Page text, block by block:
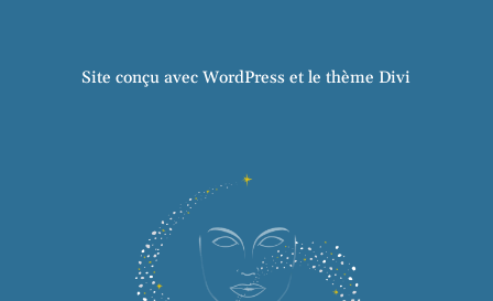
Site conçu avec WordPress et le thème Divi